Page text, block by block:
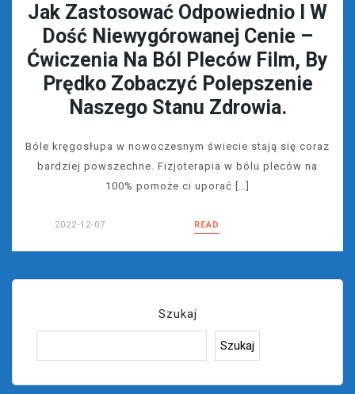
Jak Zastosować Odpowiednio I W
Dość Niewygórowanej Cenie –
Ćwiczenia Na Ból Pleców Film, By
Prędko Zobaczyć Polepszenie
Naszego Stanu Zdrowia.
Bóle kręgosłupa w nowoczesnym świecie stają się coraz
bardziej powszechne. Fizjoterapia w bólu pleców na
100% pomoże ci uporać […]
2022-12-07 READ
Szukaj
Szukaj